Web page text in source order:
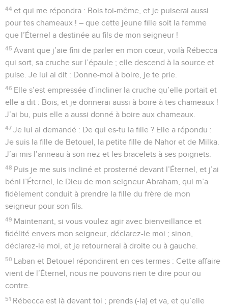
44 et qui me répondra : Bois toi-même, et je puiserai aussi
pour tes chameaux ! – que cette jeune fille soit la femme
que l’Éternel a destinée au fils de mon seigneur !
45 Avant que j’aie fini de parler en mon cœur, voilà Rébecca
qui sort, sa cruche sur l’épaule ; elle descend à la source et
puise. Je lui ai dit : Donne-moi à boire, je te prie.
46 Elle s’est empressée d’incliner la cruche qu’elle portait et
elle a dit : Bois, et je donnerai aussi à boire à tes chameaux !
J’ai bu, puis elle a aussi donné à boire aux chameaux.
47 Je lui ai demandé : De qui es-tu la fille ? Elle a répondu :
Je suis la fille de Betouel, la petite fille de Nahor et de Milka.
J’ai mis l’anneau à son nez et les bracelets à ses poignets.
48 Puis je me suis incliné et prosterné devant l’Éternel, et j’ai
béni l’Éternel, le Dieu de mon seigneur Abraham, qui m’a
fidèlement conduit à prendre la fille du frère de mon
seigneur pour son fils.
49 Maintenant, si vous voulez agir avec bienveillance et
fidélité envers mon seigneur, déclarez-le moi ; sinon,
déclarez-le moi, et je retournerai à droite ou à gauche.
50 Laban et Betouel répondirent en ces termes : Cette affaire
vient de l’Éternel, nous ne pouvons rien te dire pour ou
contre.
51 Rébecca est là devant toi ; prends (-la) et va, et qu’elle